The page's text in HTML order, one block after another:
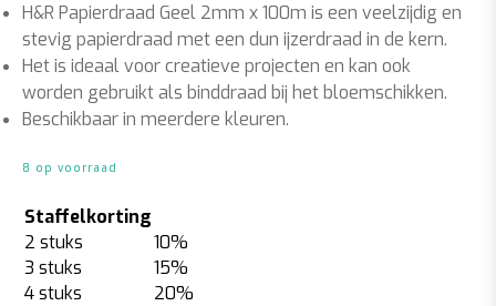
H&R Papierdraad Geel 2mm x 100m is een veelzijdig en
stevig papierdraad met een dun ijzerdraad in de kern.
Het is ideaal voor creatieve projecten en kan ook
worden gebruikt als binddraad bij het bloemschikken.
Beschikbaar in meerdere kleuren.
8 op voorraad
Staffelkorting
2 stuks
10%
3 stuks
15%
4 stuks
20%